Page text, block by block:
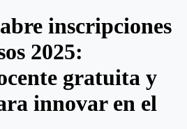
inscripciones
2025:
gratuita y
innovar en el